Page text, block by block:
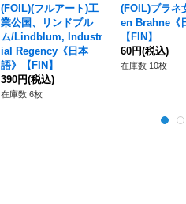
(FOIL)(フルアート)工
業公国、リンドブル
ム/Lindblum, Industr
ial Regency《日本
語》【FIN】
390円(税込)
在庫数 6枚
(FOIL)ブラネ
en Brahne《
【FIN】
60円(税込)
在庫数 10枚